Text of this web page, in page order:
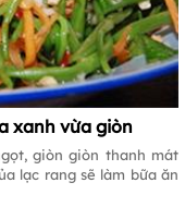
xanh vừa giòn
giòn giòn thanh mát
lạc rang sẽ làm bữa ăn